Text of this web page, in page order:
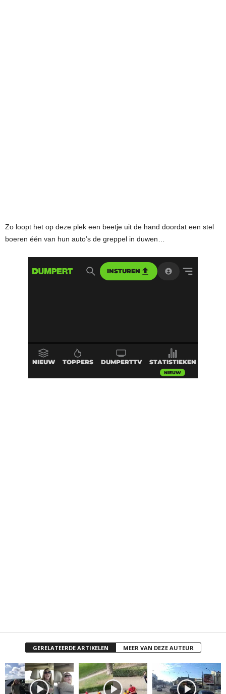
Zo loopt het op deze plek een beetje uit de hand doordat een stel
boeren één van hun auto’s de greppel in duwen…
GERELATEERDE ARTIKELEN MEER VAN DEZE AUTEUR